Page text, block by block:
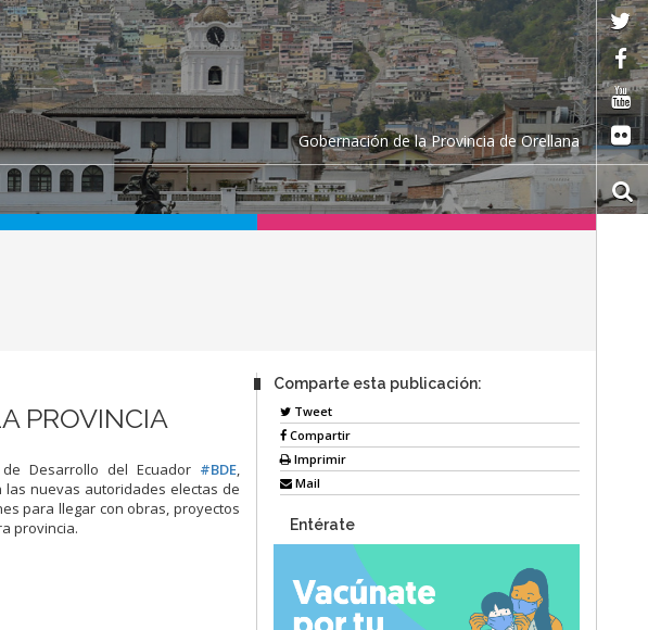
Gobernación de la Provincia de Orellana
PROVINCIA
Desarrollo del Ecuador #BDE,
nuevas autoridades electas de
para llegar con obras, proyectos
provincia.
Comparte esta publicación:
Tweet
Compartir
Imprimir
Mail
Entérate